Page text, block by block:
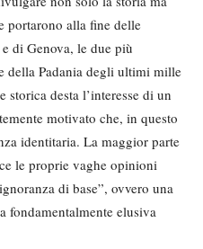
portarono alla fine delle
di Genova, le due più
della Padania degli ultimi mille
desta l’interesse di un
motivato che, in questo
identitaria. La maggior parte
le proprie vaghe opinioni
di base”, ovvero una
fondamentalmente elusiva